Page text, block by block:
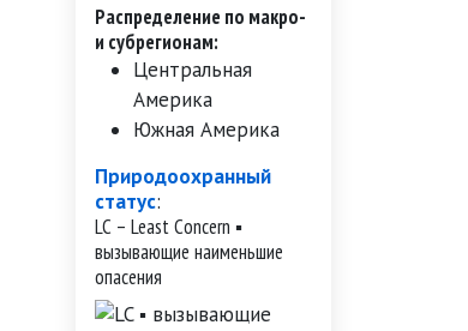
Распределение по макро-
и субрегионам:
Центральная
Америка
Южная Америка
Природоохранный
статус:
LC – Least Concern ▪
вызывающие наименьшие
опасения